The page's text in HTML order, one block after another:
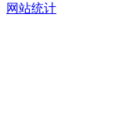
网站统计